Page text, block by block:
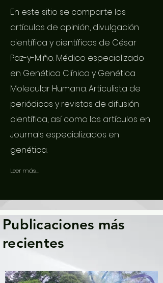
En este sitio se comparte los
artículos de opinión, divulgación
científica y científicos de César
Paz-y-Miño. Médico especializado
en Genética Clínica y Genética
Molecular Humana. Articulista de
periódicos y revistas de difusión
científica, así como los artículos en
Journals especializados en
genética.
Leer más...
Publicaciones más
recientes